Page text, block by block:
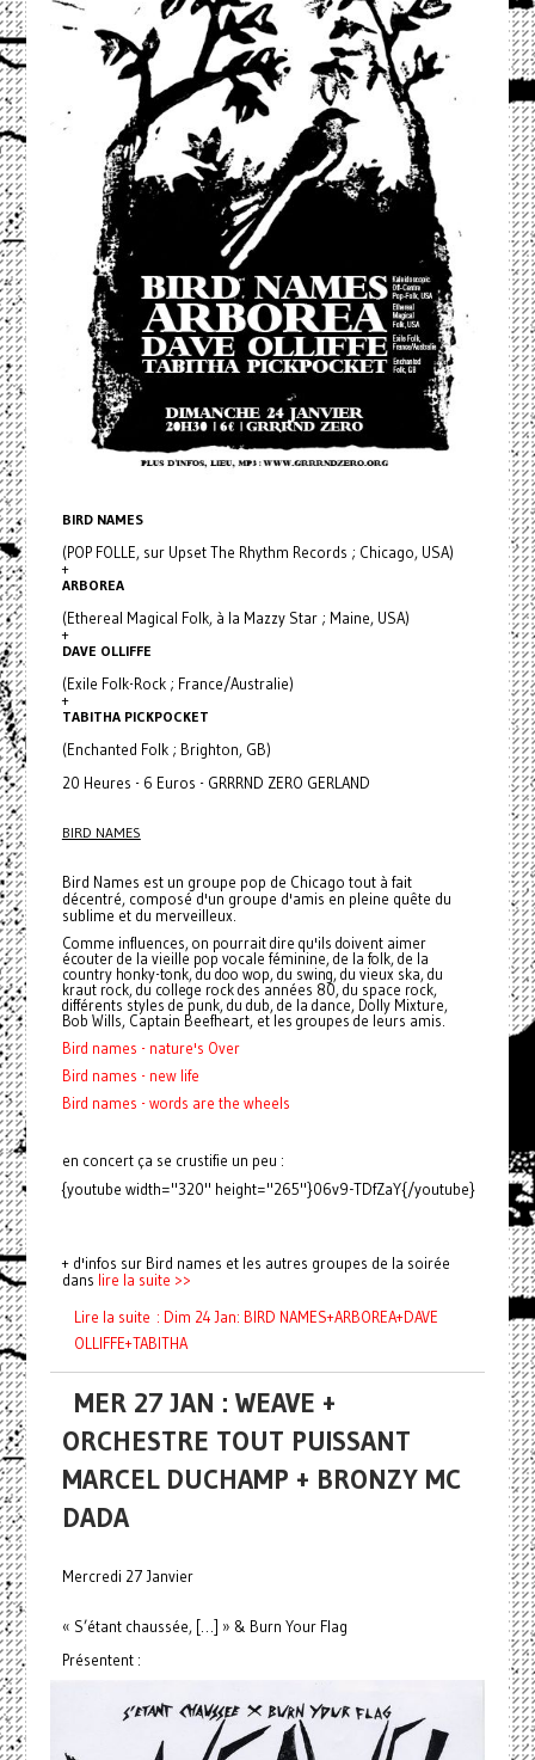
BIRD NAMES
(POP FOLLE, sur Upset The Rhythm Records ; Chicago, USA)
+
ARBOREA
(Ethereal Magical Folk, à la Mazzy Star ; Maine, USA)
+
DAVE OLLIFFE
(Exile Folk-Rock ; France/Australie)
+
TABITHA PICKPOCKET
(Enchanted Folk ; Brighton, GB)
20 Heures - 6 Euros - GRRRND ZERO GERLAND
BIRD NAMES
Bird Names est un groupe pop de Chicago tout à fait
décentré, composé d'un groupe d'amis en pleine quête du
sublime et du merveilleux.
Comme influences, on pourrait dire qu'ils doivent aimer
écouter de la vieille pop vocale féminine, de la folk, de la
country honky-tonk, du doo wop, du swing, du vieux ska, du
kraut rock, du college rock des années 80, du space rock,
différents styles de punk, du dub, de la dance, Dolly Mixture,
Bob Wills, Captain Beefheart, et les groupes de leurs amis.
Bird names - nature's Over
Bird names - new life
Bird names - words are the wheels
en concert ça se crustifie un peu :
{youtube width="320" height="265"}06v9-TDfZaY{/youtube}
+ d'infos sur Bird names et les autres groupes de la soirée
dans lire la suite >>
Lire la suite : Dim 24 Jan: BIRD NAMES+ARBOREA+DAVE
OLLIFFE+TABITHA
MER 27 JAN : WEAVE +
ORCHESTRE TOUT PUISSANT
MARCEL DUCHAMP + BRONZY MC
DADA
Mercredi 27 Janvier
« S’étant chaussée, […] » & Burn Your Flag
Présentent :